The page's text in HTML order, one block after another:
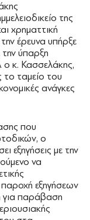
της
χρηματτική
έρευνα υπήρξε
ύπαρξη
ο κ. Κασσελάκης,
ταμείο του
ανάγκες
που
ο
εξηγήσεις με την
να
εξηγήσεων
για παράβαση